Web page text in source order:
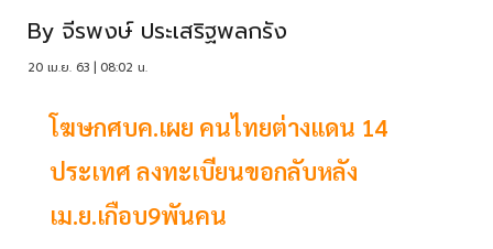
By จีรพงษ์ ประเสริฐพลกรัง
20 เม.ย. 63 | 08:02 น.
โฆษกศบค.เผย คนไทยต่างแดน 14
ประเทศ ลงทะเบียนขอกลับหลัง
เม.ย.เกือบ9พันคน